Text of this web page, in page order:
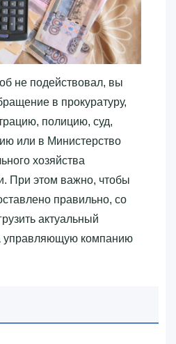
не подействовал, вы
в прокуратуру,
полицию, суд,
или в Министерство
хозяйства
При этом важно, чтобы
правильно, со
актуальный
управляющую компанию